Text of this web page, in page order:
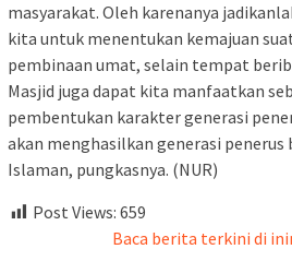
masyarakat. Oleh karenanya
kita untuk menentukan kemajuan
pembinaan umat, selain tempat
Masjid juga dapat kita manfaatkan
pembentukan karakter generasi
akan menghasilkan generasi penerus
Islaman, pungkasnya. (NUR)
Post Views: 659
Baca berita terkini di